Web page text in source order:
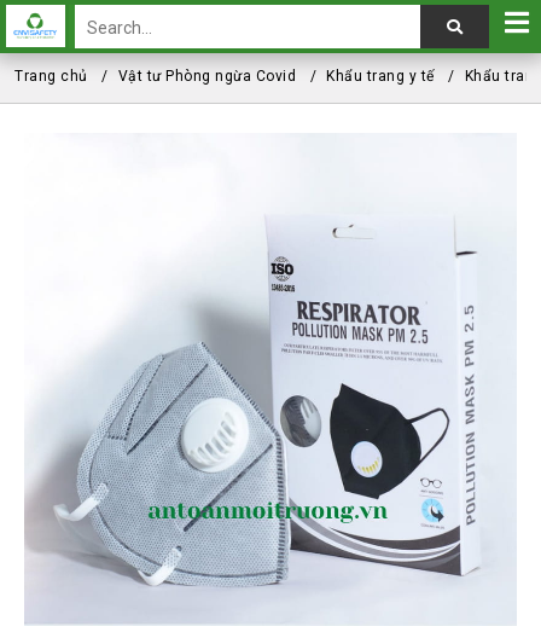
Trang chủ Vật tư Phòng ngừa Covid Khẩu trang y tế Khẩu